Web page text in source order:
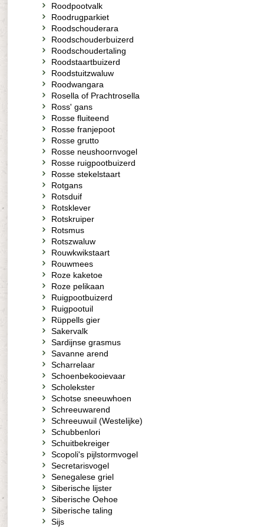
Roodpootvalk
Roodrugparkiet
Roodschouderara
Roodschouderbuizerd
Roodschoudertaling
Roodstaartbuizerd
Roodstuitzwaluw
Roodwangara
Rosella of Prachtrosella
Ross' gans
Rosse fluiteend
Rosse franjepoot
Rosse grutto
Rosse neushoornvogel
Rosse ruigpootbuizerd
Rosse stekelstaart
Rotgans
Rotsduif
Rotsklever
Rotskruiper
Rotsmus
Rotszwaluw
Rouwkwikstaart
Rouwmees
Roze kaketoe
Roze pelikaan
Ruigpootbuizerd
Ruigpootuil
Rüppells gier
Sakervalk
Sardijnse grasmus
Savanne arend
Scharrelaar
Schoenbekooievaar
Scholekster
Schotse sneeuwhoen
Schreeuwarend
Schreeuwuil (Westelijke)
Schubbenlori
Schuitbekreiger
Scopoli's pijlstormvogel
Secretarisvogel
Senegalese griel
Siberische lijster
Siberische Oehoe
Siberische taling
Sijs